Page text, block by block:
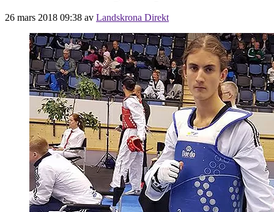
26 mars 2018 09:38 av Landskrona Direkt